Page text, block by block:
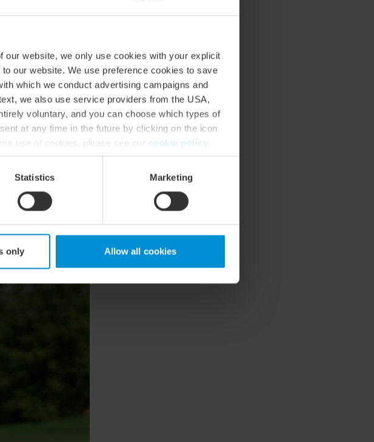
our website, we only use cookies with your explicit
our website. We use preference cookies to save
which we conduct advertising campaigns and
we also use service providers from the USA,
voluntary, and you can choose which types of
at any time in the future by clicking on the icon
use of cookies, please see our cookie policy
ourprivacy policy.
Statistics Marketing
only Allow all cookies
ha med Sandra
henne. Detta vill